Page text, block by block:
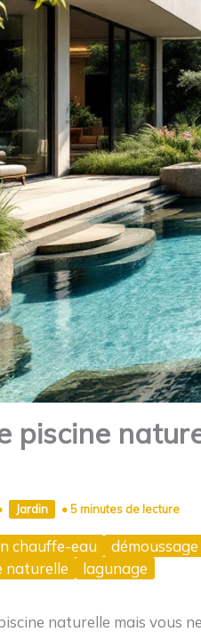
piscine
Jardin •5 minutes de lecture
chauffe-eau
naturelle
lagunage
naturelle mais vous